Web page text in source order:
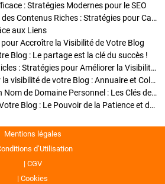
: Stratégies Modernes pour le SEO
Enrichir Vos Articles avec des Contenus Riches : Stratégies pour Captiver et Optimiser
aux Liens
Accroître la Visibilité de Votre Blog
Blog : Le partage est la clé du succès !
Optimisation SEO des Articles : Stratégies pour Améliorer la Visibilité de Votre Blog
Stratégies pour améliorer la visibilité de votre Blog : Annuaire et Collaborations
Pourquoi Investir dans un Nom de Domaine Personnel : Les Clés de la Réussite de Votre Blog
Comment Faire Émerger Votre Blog : Le Pouvoir de la Patience et de la Persévérance
Mentions légales
d’Utilisation
CGV
Cookies